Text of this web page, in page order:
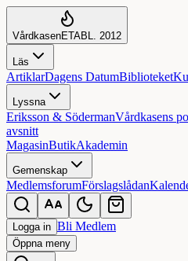
VårdkasenETABL. 2012
Läs
ArtiklarDagens DatumBiblioteket
Lyssna
Eriksson & SödermanVårdkasens
avsnitt
MagasinButikAkademin
Gemenskap
MedlemsforumFörslagslådan
Logga in Bli Medlem
Öppnameny